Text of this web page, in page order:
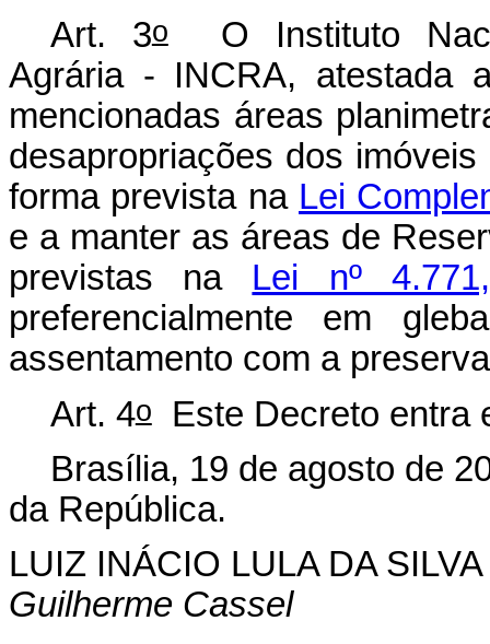
Art. 3oO Instituto
Agrária - INCRA, atestada
mencionadas áreas
desapropriações dos
forma prevista na Lei
e a manter as áreas de
previstas na Lei nº
preferencialmente em
assentamento com a
Art. 4oEste Decreto entra
Brasília, 19 de agosto de
da República.
LUIZ INÁCIO LULA DA SILVA
Guilherme Cassel